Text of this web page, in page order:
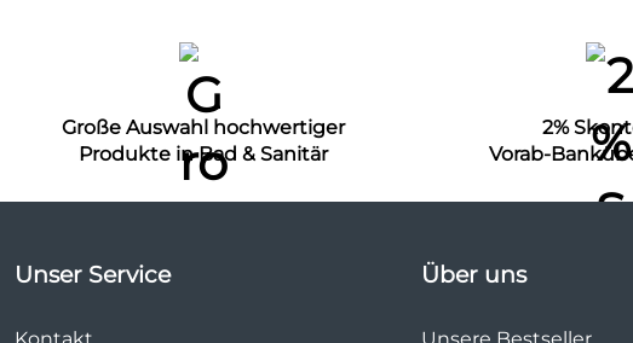
Große Auswahl hochwertiger
Produkte in Bad & Sanitär
2%
Vorab-
Unser Service Über uns